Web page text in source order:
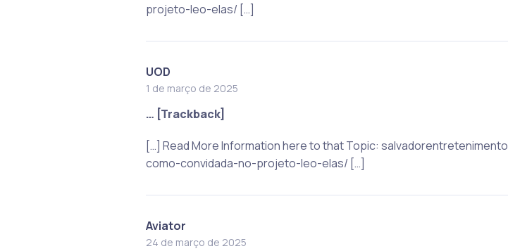
projeto-leo-elas/ […]
UOD
1 de março de 2025
… [Trackback]
[…] Read More Information here to that Topic:
como-convidada-no-projeto-leo-elas/ […]
Aviator
24 de março de 2025